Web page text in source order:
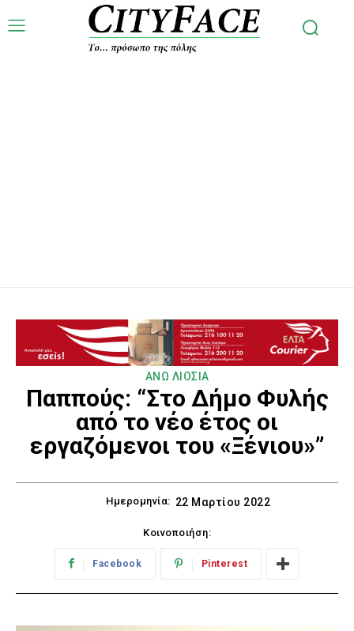
ΑΝΩ ΛΙΟΣΙΑ
Παππούς: “Στο Δήμο Φυλής
από το νέο έτος οι
εργαζόμενοι του «Ξένιου»”
Ημερομηνία: 22 Μαρτίου 2022
Κοινοποιήση:
Facebook Pinterest